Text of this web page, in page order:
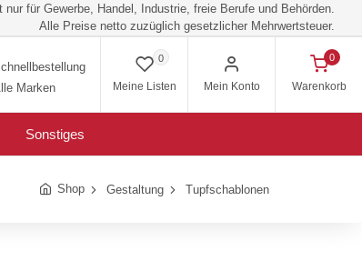
nur für Gewerbe, Handel, Industrie, freie Berufe und Behörden.
Alle Preise netto zuzüglich gesetzlicher Mehrwertsteuer.
Marken
0
Meine Listen Mein Konto
0
Warenkorb
Sonstiges
Shop Gestaltung Tupfschablonen